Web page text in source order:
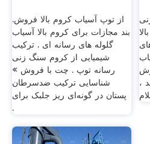
از توپ آسیاب کروم بالا فروش.
بند مجازات برای کروم بالا آسیاب
گلوله های رسانه ای . ترکیب
شیمیایی از کروم سنگ زنی
رسانه توپ . چت با فروش »
شناسایی ترکیب ضدسرطان
پستان در گونه‌ای ریز جلبک برای
.
،